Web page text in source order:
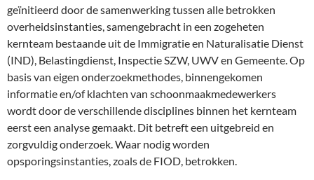
geïnitieerd door de samenwerking tussen alle betrokken
overheidsinstanties, samengebracht in een zogeheten
kernteam bestaande uit de Immigratie en Naturalisatie Dienst
(IND), Belastingdienst, Inspectie SZW, UWV en Gemeente. Op
basis van eigen onderzoekmethodes, binnengekomen
informatie en/of klachten van schoonmaakmedewerkers
wordt door de verschillende disciplines binnen het kernteam
eerst een analyse gemaakt. Dit betreft een uitgebreid en
zorgvuldig onderzoek. Waar nodig worden
opsporingsinstanties, zoals de FIOD, betrokken.